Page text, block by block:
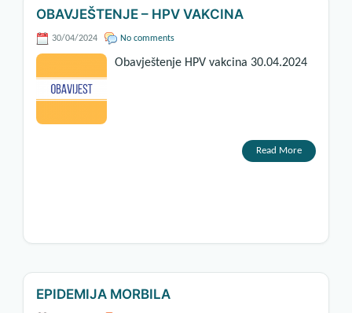
OBAVJEŠTENJE – HPV VAKCINA
30/04/2024 No comments
Obavještenje HPV vakcina 30.04.2024
Read More
EPIDEMIJA MORBILA